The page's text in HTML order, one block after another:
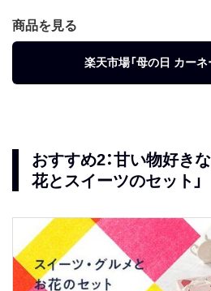
商品を見る
楽天市場「母の日 カーネ
おすすめ2：甘い物好き
花とスイーツのセット」